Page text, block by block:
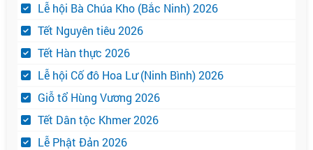
Lễ hội Bà Chúa Kho (Bắc Ninh) 2026
Tết Nguyên tiêu 2026
Tết Hàn thực 2026
Lễ hội Cố đô Hoa Lư (Ninh Bình) 2026
Giỗ tổ Hùng Vương 2026
Tết Dân tộc Khmer 2026
Lễ Phật Đản 2026